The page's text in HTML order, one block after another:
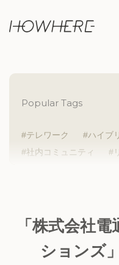
Popular Tags
テレワーク ハイブ
社内コミュニティ
サテライトオフィス
ABW
SDGs グ
「株式会社
ションズ